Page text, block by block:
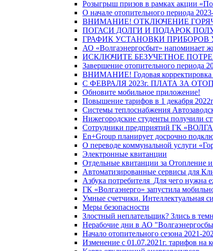
Розыгрыш призов в рамках акции
О начале отопительного периода
ВНИМАНИЕ! ОТКЛЮЧЕНИЕ
ПОГАСИ ДОЛГИ И ПОДАРОК
ГРАФИК УСТАНОВКИ ПРИБОРОВ
АО «Волгаэнергосбыт» напоминает
ИСКЛЮЧИТЕ БЕЗУЧЕТНОЕ
Завершение отопительного периода
ВНИМАНИЕ! Годовая корректировка
С ФЕВРАЛЯ 2023г. ПЛАТА ЗА
Обновите мобильное приложение!
Повышение тарифов в 1 декабря
Системы теплоснабжения
Нижегородские студенты получили
Сотрудники предприятий ГК
En+Group планирует досрочно
О переводе коммунальной услуги
Электронные квитанции
Отдельные квитанции за Отопление
Автоматизированные сервисы для
Азбука потребителя_Для чего нужна
ГК «Волгаэнерго» запустила
Умные счетчики. Интеллектуальная
Меры безопасности
Злостный неплательщик? Злись в
Нерабочие дни в АО
Начало отопительного сезона 2021-
Изменение с 01.07.2021г. тарифов на